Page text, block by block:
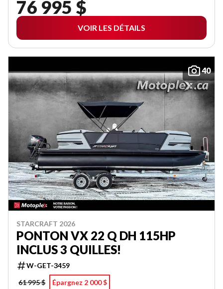
76 995 $
VOIR LES DÉTAILS
40
STARCRAFT 2026
PONTON VX 22 Q DH 115HP
INCLUS 3 QUILLES!
W-GET-3459
61 995 $
Épargnez 2 000 $